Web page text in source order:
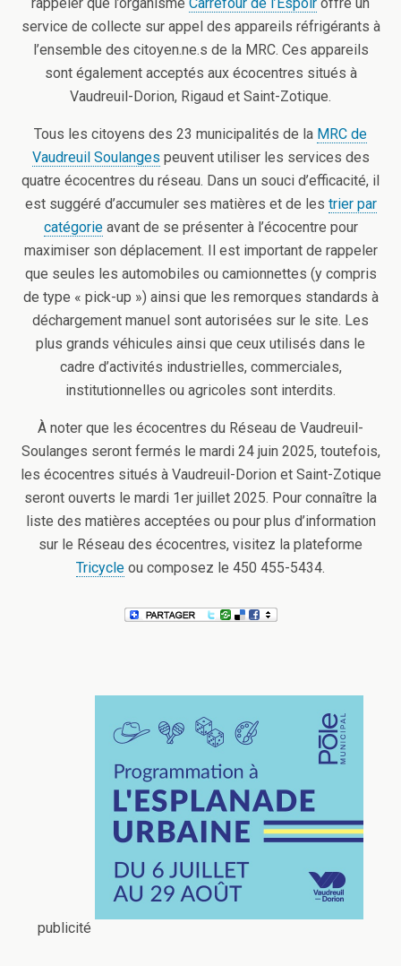
service de collecte sur appel des appareils réfrigérants à
l’ensemble des citoyen.ne.s de la MRC. Ces appareils
sont également acceptés aux écocentres situés à
Vaudreuil-Dorion, Rigaud et Saint-Zotique.
Tous les citoyens des 23 municipalités de la MRC de
Vaudreuil Soulanges peuvent utiliser les services des
quatre écocentres du réseau. Dans un souci d’efficacité, il
est suggéré d’accumuler ses matières et de les trier par
catégorieavant de se présenter à l’écocentre pour
maximiser son déplacement. Il est important de rappeler
que seules les automobiles ou camionnettes (y compris
de type « pick-up ») ainsi que les remorques standards à
déchargement manuel sont autorisées sur le site. Les
plus grands véhicules ainsi que ceux utilisés dans le
cadre d’activités industrielles, commerciales,
institutionnelles ou agricoles sont interdits.
À noter que les écocentres du Réseau de Vaudreuil-
Soulanges seront fermés le mardi 24 juin 2025, toutefois,
les écocentres situés à Vaudreuil-Dorion et Saint-Zotique
seront ouverts le mardi 1er juillet 2025. Pour connaître la
liste des matières acceptées ou pour plus d’information
sur le Réseau des écocentres, visitez la plateforme
Tricycle ou composez le 450 455-5434.
publicité